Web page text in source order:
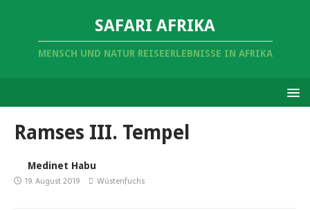
SAFARI AFRIKA
MENSCH UND NATUR REISEERLEBNISSE IN AFRIKA
Ramses III. Tempel
Medinet Habu
19. August 2019 Wüstenfuchs